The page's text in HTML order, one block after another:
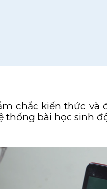
chắc kiến thức và
thống bài học sinh